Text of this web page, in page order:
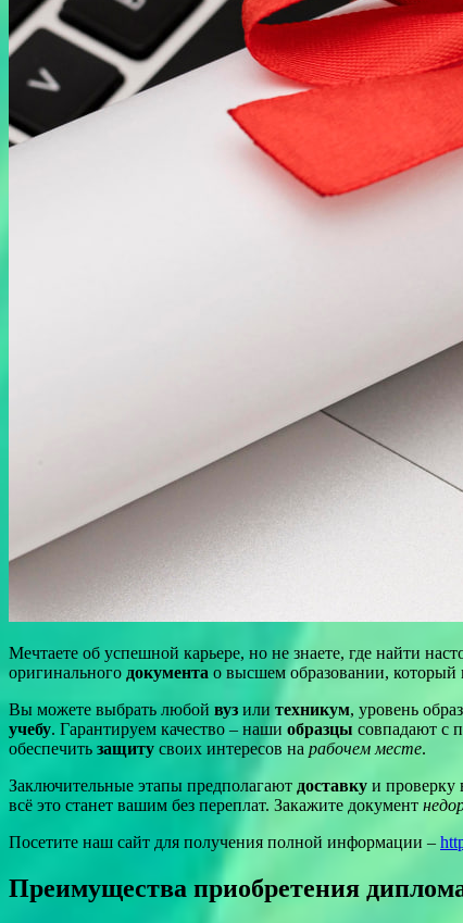
Мечтаете об успешной карьере, но не знаете, где найти
оригинального документа о высшем образовании, который
Вы можете выбрать любой вуз или техникум, уровень
учебу. Гарантируем качество – наши образцы совпадают с
обеспечить защиту своих интересов на рабочем месте.
Заключительные этапы предполагают доставку и проверку
всё это станет вашим без переплат. Закажите документ
Посетите наш сайт для получения полной информации –
Преимущества приобретения